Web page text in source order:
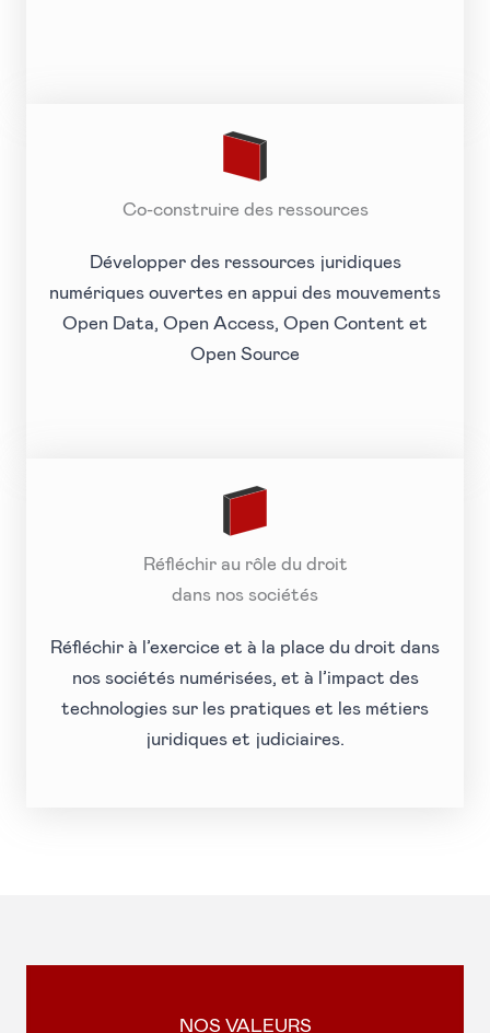
Co-construire des ressources
Développer des ressources juridiques
numériques ouvertes en appui des mouvements
Open Data, Open Access, Open Content et
Open Source
Réfléchir au rôle du droit
dans nos sociétés
Réfléchir à l’exercice et à la place du droit dans
nos sociétés numérisées, et à l’impact des
technologies sur les pratiques et les métiers
juridiques et judiciaires.
NOS VALEURS